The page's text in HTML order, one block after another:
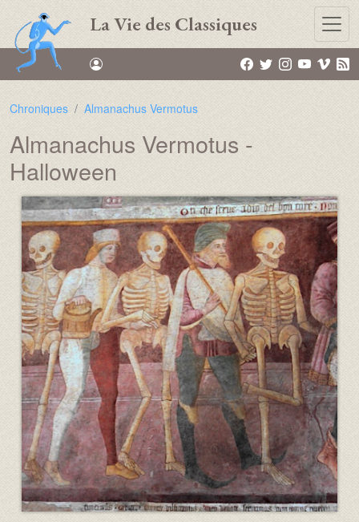
Aller au contenu principal
La Vie des Classiques
Chroniques Almanachus Vermotus
Almanachus Vermotus -
Halloween
Média :
Image :